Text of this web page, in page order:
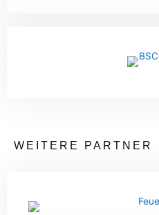
WEITERE PARTNER